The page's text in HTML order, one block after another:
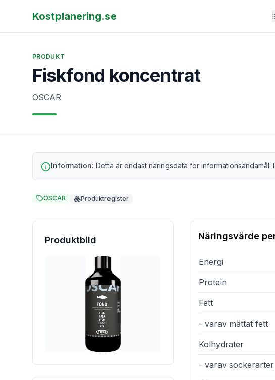
Kostplanering.se
PRODUKT
Fiskfond koncentrat
OSCAR
Information: Detta är endast näringsdata för informationsändamål.
OSCAR Produktregister
Produktbild Näringsvärde
Energi
Protein
Fett
- varav mättat fett
Kolhydrater
- varav sockerarter